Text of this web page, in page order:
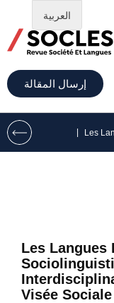
إرسال المقالة
Les Langues
Visée
العربية